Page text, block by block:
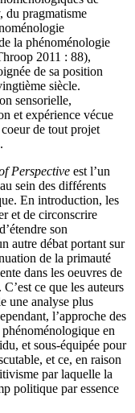
du pragmatisme
la phénoménologie
2011 : 88),
de sa position
siècle.
sensorielle,
et expérience vécue
de tout projet
Perspective est l’un
sein des différents
En introduction, les
et de circonscrire
son
autre débat portant sur
de la primauté
dans les oeuvres de
ce que les auteurs
une analyse plus
l’approche des
en
et sous-équipée pour
et ce, en raison
par laquelle la
politique par essence